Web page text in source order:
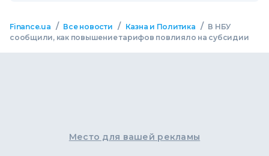
Finance.ua / Все новости / Казна и Политика / В НБУ
сообщили, как повышение тарифов повлияло на субсидии
Место для вашей рекламы